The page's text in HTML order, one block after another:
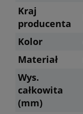
Kraj
producenta
Kolor
Materiał
Wys.
całkowita
(mm)